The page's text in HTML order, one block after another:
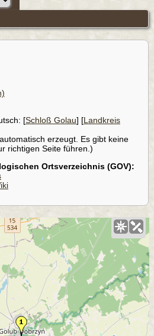
[Schloß Golau] [Landkreis
erzeugt. Es gibt keine
richtigen Seite führen.)
Ortsverzeichnis (GOV):